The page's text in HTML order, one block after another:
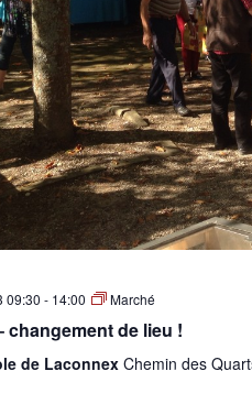
09:30 - 14:00 Marché
changement de lieu !
de LaconnexChemin des